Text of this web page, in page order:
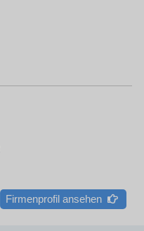
Firmenprofil ansehen